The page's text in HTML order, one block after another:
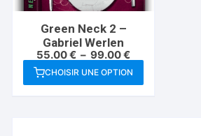
Green Neck 2 –
Gabriel Werlen
55.00€ – 99.00€Plage
de
prix :
55.00 €
CHOISIR UNE OPTION
Ce